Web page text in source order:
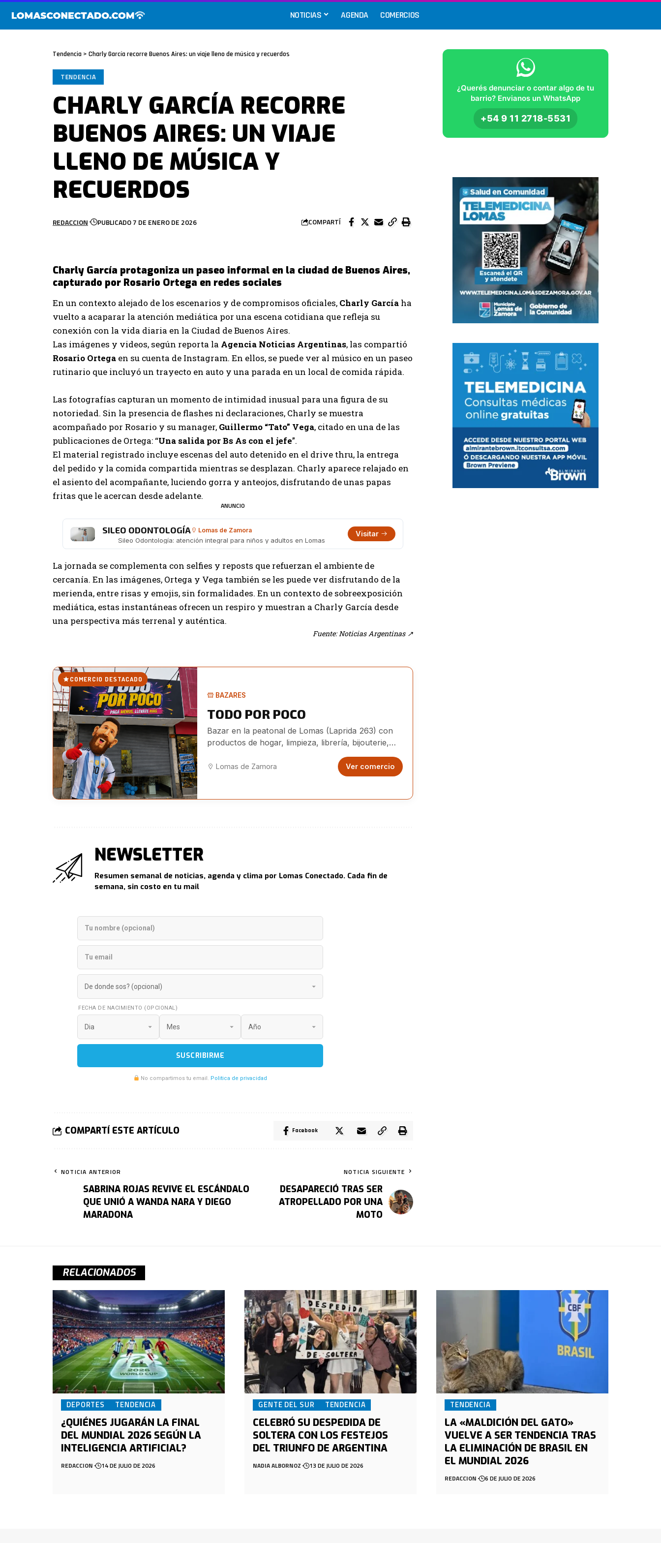
NOTICIAS AGENDA COMERCIOS
Tendencia > Charly García recorre Buenos Aires: un viaje lleno de música y recuerdos
TENDENCIA
CHARLY GARCÍA RECORRE
BUENOS AIRES: UN VIAJE
LLENO DE MÚSICA Y
RECUERDOS
REDACCION PUBLICADO 7 DE ENERO DE 2026 COMPARTÍ
Charly García protagoniza un paseo informal en la ciudad de Buenos Aires,
capturado por Rosario Ortega en redes sociales
En un contexto alejado de los escenarios y de compromisos oficiales, Charly García ha
vuelto a acaparar la atención mediática por una escena cotidiana que refleja su
conexión con la vida diaria en la Ciudad de Buenos Aires.
Las imágenes y videos, según reporta la Agencia Noticias Argentinas, las compartió
Rosario Ortega en su cuenta de Instagram. En ellos, se puede ver al músico en un paseo
rutinario que incluyó un trayecto en auto y una parada en un local de comida rápida.
Las fotografías capturan un momento de intimidad inusual para una figura de su
notoriedad. Sin la presencia de flashes ni declaraciones, Charly se muestra
acompañado por Rosario y su manager, Guillermo “Tato” Vega, citado en una de las
publicaciones de Ortega: “Una salida por Bs As con el jefe”.
El material registrado incluye escenas del auto detenido en el drive thru, la entrega
del pedido y la comida compartida mientras se desplazan. Charly aparece relajado en
el asiento del acompañante, luciendo gorra y anteojos, disfrutando de unas papas
fritas que le acercan desde adelante.
ANUNCIO
SILEO ODONTOLOGÍA Lomas de Zamora
Sileo Odontología: atención integral para niños y adultos en Lomas
Visitar
La jornada se complementa con selfies y reposts que refuerzan el ambiente de
cercanía. En las imágenes, Ortega y Vega también se les puede ver disfrutando de la
merienda, entre risas y emojis, sin formalidades. En un contexto de sobreexposición
mediática, estas instantáneas ofrecen un respiro y muestran a Charly García desde
una perspectiva más terrenal y auténtica.
Fuente: Noticias Argentinas ↗
COMERCIO DESTACADO
BAZARES
TODO POR POCO
Bazar en la peatonal de Lomas (Laprida 263) con
productos de hogar, limpieza, librería, bijouterie,
Lomas de Zamora Ver comercio
NEWSLETTER
Resumen semanal de noticias, agenda y clima por Lomas Conectado. Cada fin de
semana, sin costo en tu mail
FECHA DE NACIMIENTO (OPCIONAL)
SUSCRIBIRME
No compartimos tu email. Politica de privacidad
COMPARTÍ ESTE ARTÍCULO Facebook
NOTICIA ANTERIOR
SABRINA ROJAS REVIVE EL ESCÁNDALO
QUE UNIÓ A WANDA NARA Y DIEGO
MARADONA
NOTICIA SIGUIENTE
DESAPARECIÓ TRAS SER
ATROPELLADO POR UNA
MOTO
¿Querés denunciar o contar algo de tu
barrio? Envianos un WhatsApp
+54 9 11 2718-5531
RELACIONADOS
DEPORTES TENDENCIA
¿QUIÉNES JUGARÁN LA FINAL
DEL MUNDIAL 2026 SEGÚN LA
INTELIGENCIA ARTIFICIAL?
REDACCION 14 DE JULIO DE 2026
GENTE DEL SUR TENDENCIA
CELEBRÓ SU DESPEDIDA DE
SOLTERA CON LOS FESTEJOS
DEL TRIUNFO DE ARGENTINA
NADIA ALBORNOZ 13 DE JULIO DE 2026
TENDENCIA
LA «MALDICIÓN DEL GATO»
VUELVE A SER TENDENCIA TRAS
LA ELIMINACIÓN DE BRASIL EN
EL MUNDIAL 2026
REDACCION 6 DE JULIO DE 2026